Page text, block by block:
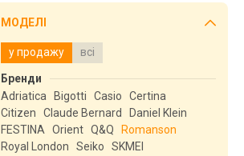
МОДЕЛІ
у продажу всі
Бренди
Adriatica
Bigotti Casio
Certina
Citizen
Claude Bernard
Daniel Klein
FESTINA
Orient Q&Q
Romanson
Royal London
Seiko
SKMEI